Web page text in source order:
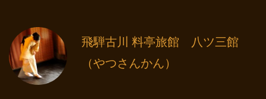
飛騨古川 料亭旅館 八ツ三館
（やつさんかん）